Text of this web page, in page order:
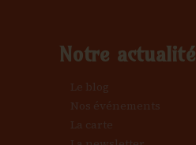
Notre actualité
Le blog
Nos événements
La carte